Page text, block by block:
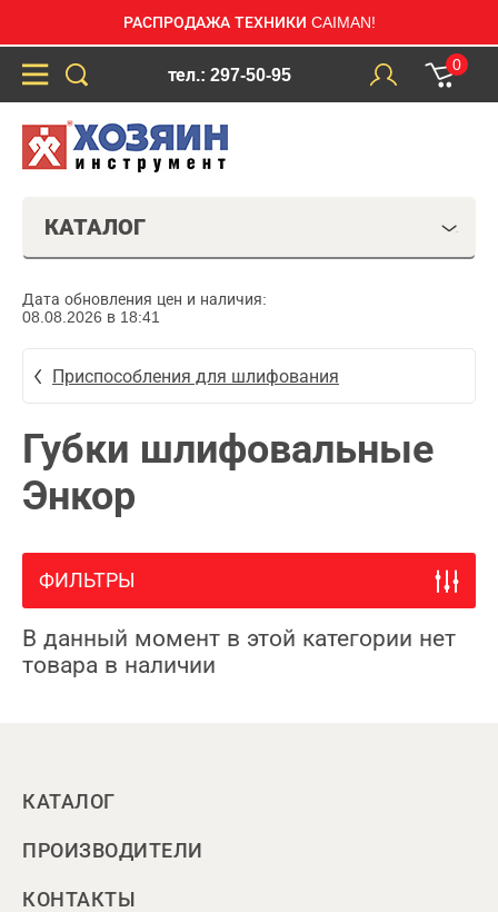
РАСПРОДАЖА ТЕХНИКИ CAIMAN!
тел.: 297-50-95
0
КАТАЛОГ
Дата обновления цен и наличия:
08.08.2026 в 18:41
Приспособления для шлифования
Губки шлифовальные
Энкор
ФИЛЬТРЫ
В данный момент в этой категории нет
товара в наличии
КАТАЛОГ
ПРОИЗВОДИТЕЛИ
КОНТАКТЫ